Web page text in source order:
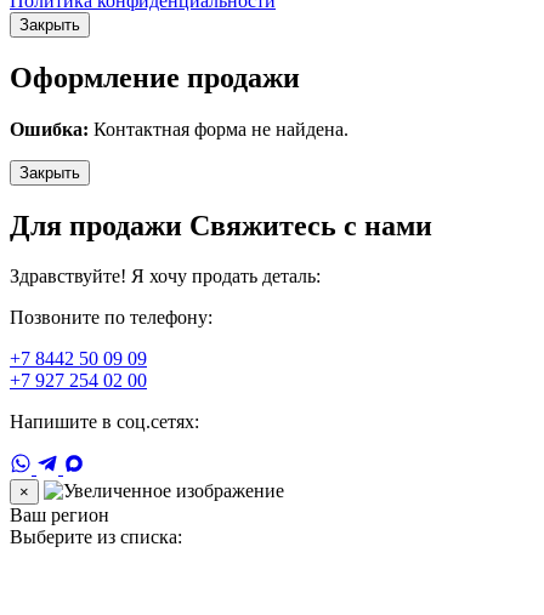
Закрыть
Оформление продажи
Ошибка: Контактная форма не найдена.
Закрыть
Для продажи Свяжитесь с нами
Здравствуйте! Я хочу продать деталь:
Позвоните по телефону:
+7 8442 50 09 09
+7 927 254 02 00
Напишите в соц.сетях:
×
Ваш регион
Выберите из списка: